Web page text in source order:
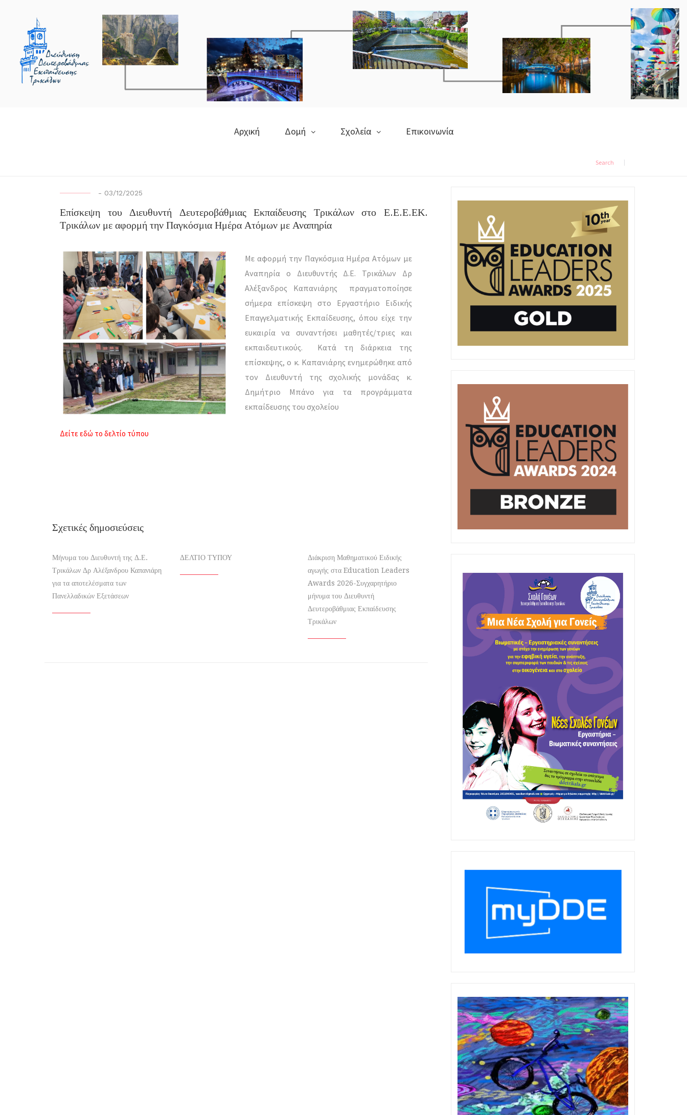
Αρχική Δομή Σχολεία Επικοινωνία
Search
- 03/12/2025
Επίσκεψη του Διευθυντή Δευτεροβάθμιας Εκπαίδευσης Τρικάλων στο Ε.Ε.Ε.ΕΚ.
Τρικάλων με αφορμή την Παγκόσμια Ημέρα Ατόμων με Αναπηρία
Με αφορμή την Παγκόσμια Ημέρα Ατόμων με
Αναπηρία ο Διευθυντής Δ.Ε. Τρικάλων Δρ
Αλέξανδρος Καπανιάρης πραγματοποίησε
σήμερα επίσκεψη στο Εργαστήριο Ειδικής
Επαγγελματικής Εκπαίδευσης, όπου είχε την
ευκαιρία να συναντήσει μαθητές/τριες και
εκπαιδευτικούς. Κατά τη διάρκεια της
επίσκεψης, ο κ. Καπανιάρης ενημερώθηκε από
τον Διευθυντή της σχολικής μονάδας κ.
Δημήτριο Μπάνο για τα προγράμματα
εκπαίδευσης του σχολείου
Δείτε εδώ το δελτίο τύπου
Σχετικές δημοσιεύσεις
Μήνυμα του Διευθυντή της Δ.Ε.
Τρικάλων Δρ Αλέξανδρου Καπανιάρη
για τα αποτελέσματα των
Πανελλαδικών Εξετάσεων
ΔΕΛΤΙΟ ΤΥΠΟΥ
Διάκριση Μαθηματικού Ειδικής
αγωγής στα Education Leaders
Awards 2026-Συγχαρητήριο
μήνυμα του Διευθυντή
Δευτεροβάθμιας Εκπαίδευσης
Τρικάλων